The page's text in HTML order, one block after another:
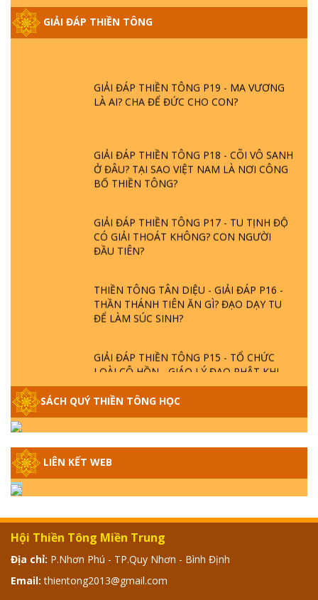
GIẢI ĐÁP THIỀN TÔNG
GIẢI ĐÁP THIỀN TÔNG ĐẶC BIỆT PHẦN 20
- BÁC NGUYỄN NHÂN LÀ AI? PHIỀN NÃO
DO ĐÂU MÀ CÓ?
GIẢI ĐÁP THIỀN TÔNG P19 - MA VƯƠNG
LÀ AI? CHA ĐỂ ĐỨC CHO CON?
GIẢI ĐÁP THIỀN TÔNG P18 - CÕI VÔ SANH
Ở ĐÂU? TẠI SAO VIỆT NAM LÀ NƠI CÔNG
BỐ THIỀN TÔNG?
GIẢI ĐÁP THIỀN TÔNG P17 - TU TỊNH ĐỘ
CÓ GIẢI THOÁT KHÔNG? CON NGƯỜI
ĐẦU TIÊN?
THIỀN TÔNG TÂN DIỆU - GIẢI ĐÁP P16 -
THẦN THÁNH TIÊN ĂN GÌ? ĐẠO DẠY TU
ĐỂ LÀM SÚC SINH?
GIẢI ĐÁP THIỀN TÔNG P15 - TỔ CHỨC
LOÀI CÔ HỒN - GIÁO LÝ ĐẠO PHẬT KHI
GIẢI ĐÁP THIỀN TÔNG ĐẶC BIỆT - P14 -
NGUỒN GỐC ÂM LỊCH DƯƠNG LỊCH -
TẦNG BÌNH LƯU LỚN ĐẾN ĐÂU
CON NGƯỜI TU THÀNH PHẬT ĐƯỢC
GIẢI ĐÁP THIỀN TÔNG ĐẶC BIỆT - P12 -
SỰ THẬT VỀ ĐẠI HỒNG THỦY? TRỜI ĐÁNH
THÁNH ĐÂM THẦN VẶN HỌNG?
SÁCH QUÝ THIỀN TÔNG HỌC
LIÊN KẾT WEB
Hội Thiền Tông Miền Trung
Địa chỉ: P.Nhơn Phú - TP.Quy Nhơn - Bình Định
Email: thientong2013@gmail.com